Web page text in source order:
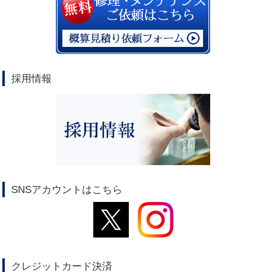
採用情報
SNSアカウントはこちら
クレジットカード決済